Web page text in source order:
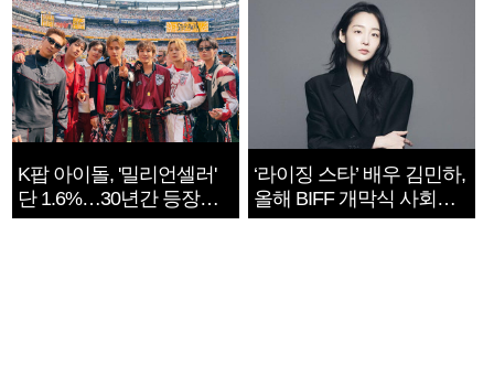
K팝 아이돌, '밀리언셀러'
단 1.6%…30년간 등장
1182개팀 전수조사
‘라이징 스타’ 배우 김민하,
올해 BIFF 개막식 사회자
확정